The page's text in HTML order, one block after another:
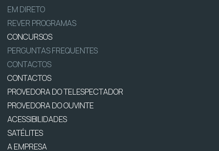
EM DIRETO
REVER PROGRAMAS
CONCURSOS
PERGUNTAS FREQUENTES
CONTACTOS
CONTACTOS
PROVEDORA DO TELESPECTADOR
PROVEDORA DO OUVINTE
ACESSIBILIDADES
SATÉLITES
A EMPRESA